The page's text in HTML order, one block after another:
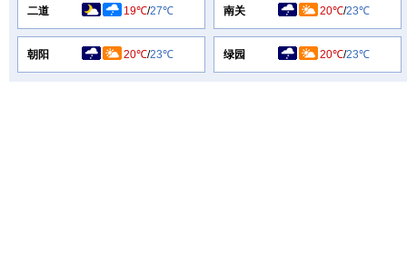
二道 19℃/27℃ 南关 20℃/23℃
朝阳 20℃/23℃ 绿园 20℃/23℃